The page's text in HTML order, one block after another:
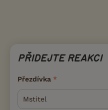
PŘIDEJTE REAKCI
Přezdívka